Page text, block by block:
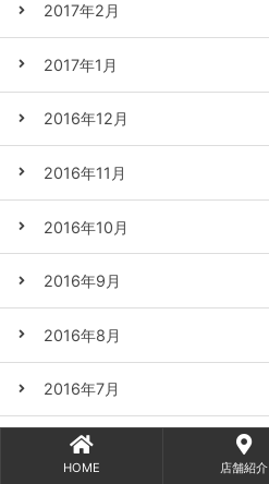
2017年2月
2017年1月
2016年12月
2016年11月
2016年10月
2016年9月
2016年8月
2016年7月
2016年6月
HOME 店舗紹介